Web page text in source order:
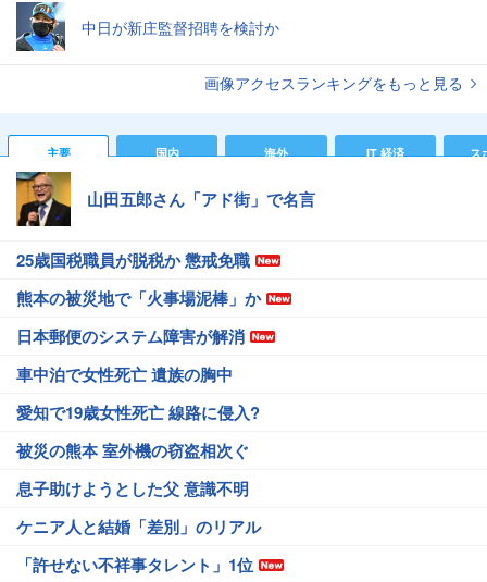
中日が新庄監督招聘を検討か
画像アクセスランキングをもっと見る
主要 国内 海外 IT 経済 ス
山田五郎さん「アド街」で名言
25歳国税職員が脱税か 懲戒免職
熊本の被災地で「火事場泥棒」か
日本郵便のシステム障害が解消
車中泊で女性死亡 遺族の胸中
愛知で19歳女性死亡 線路に侵入?
被災の熊本 室外機の窃盗相次ぐ
息子助けようとした父 意識不明
ケニア人と結婚「差別」のリアル
「許せない不祥事タレント」1位